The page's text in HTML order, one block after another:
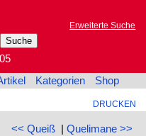
Erweiterte Suche
Kategorien Shop
DRUCKEN
<< Queiß| Quelimane >>